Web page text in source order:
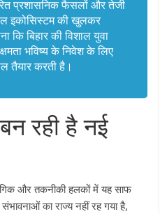
प्रशासनिक फैसलों और तेजी
इकोसिस्टम की खुलकर
कि बिहार की विशाल युवा
भविष्य के निवेश के लिए
तैयार करती है।
रही है नई
और तकनीकी हलकों में यह साफ
का राज्य नहीं रह गया है,